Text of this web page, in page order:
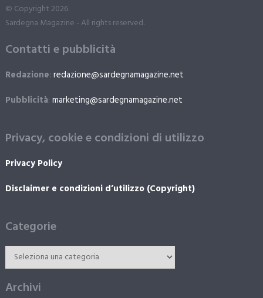
© Copyright 2026.
Sardegna Magazine - All rights reserved.
Contatti e pubblicità
Redazione: redazione@sardegnamagazine.net
Pubblicità: marketing@sardegnamagazine.net
Privacy, cookie e condizioni di utilizzo
Privacy Policy
Disclaimer e condizioni d’utilizzo (Copyright)
Categorie
Archivi